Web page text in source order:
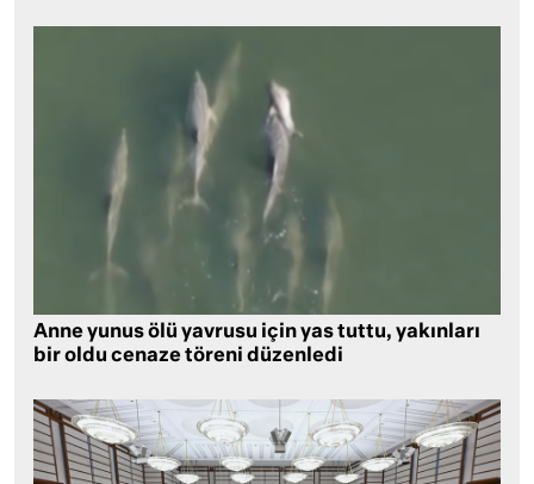
Anne yunus ölü yavrusu için yas tuttu, yakınları
bir oldu cenaze töreni düzenledi